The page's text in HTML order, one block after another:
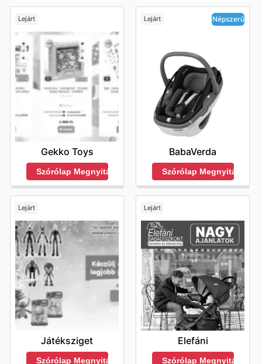
Lejárt
Gekko Toys
Szórólap Megnyitása
Lejárt Népszerű
BabaVerda
Szórólap Megnyitása
Lejárt
Játéksziget
Szórólap Megnyitása
Lejárt
Elefáni
Szórólap Megnyitása